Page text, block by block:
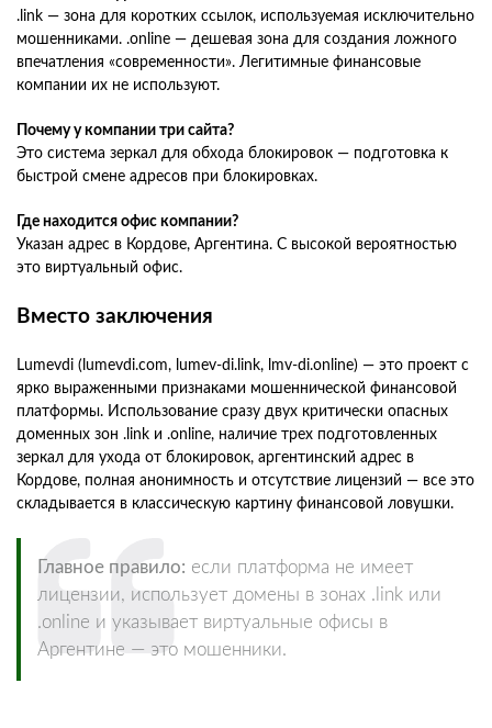
.link — зона для коротких ссылок, используемая исключительно
мошенниками. .online — дешевая зона для создания ложного
впечатления «современности». Легитимные финансовые
компании их не используют.
Почему у компании три сайта?
Это система зеркал для обхода блокировок — подготовка к
быстрой смене адресов при блокировках.
Где находится офис компании?
Указан адрес в Кордове, Аргентина. С высокой вероятностью
это виртуальный офис.
Вместо заключения
Lumevdi (lumevdi.com, lumev-di.link, lmv-di.online) — это проект с
ярко выраженными признаками мошеннической финансовой
платформы. Использование сразу двух критически опасных
доменных зон .link и .online, наличие трех подготовленных
зеркал для ухода от блокировок, аргентинский адрес в
Кордове, полная анонимность и отсутствие лицензий — все это
складывается в классическую картину финансовой ловушки.
Главное правило: если платформа не имеет
лицензии, использует домены в зонах .link или
.online и указывает виртуальные офисы в
Аргентине — это мошенники.